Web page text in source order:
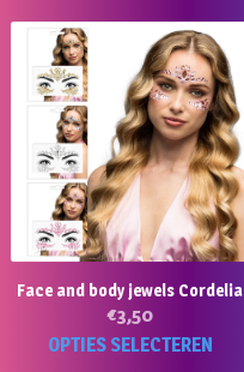
Face and body jewels Cordelia
€3,50
OPTIES SELECTEREN